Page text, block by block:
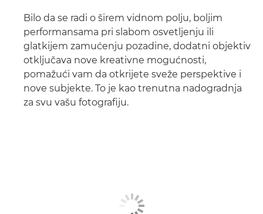
Bilo da se radi o širem vidnom polju, boljim
performansama pri slabom osvetljenju ili
glatkijem zamućenju pozadine, dodatni objektiv
otključava nove kreativne mogućnosti,
pomažući vam da otkrijete sveže perspektive i
nove subjekte. To je kao trenutna nadogradnja
za svu vašu fotografiju.